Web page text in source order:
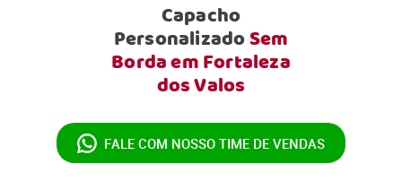
Capacho
PersonalizadoSem
Borda em Fortaleza
dos Valos
FALE COM NOSSO TIME DE VENDAS